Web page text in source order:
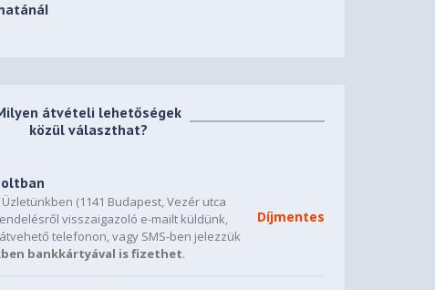
átvételi lehetőségek
közül választhat?
(1141 Budapest, Vezér utca
visszaigazoló e-mailt küldünk,
telefonon, vagy SMS-ben jelezzük
bankkártyával is fizethet.
Díjmentes